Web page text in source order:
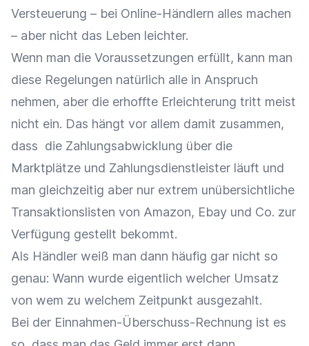
Versteuerung – bei Online-Händlern alles machen
– aber nicht das Leben leichter.
Wenn man die Voraussetzungen erfüllt, kann man
diese Regelungen natürlich alle in Anspruch
nehmen, aber die erhoffte Erleichterung tritt meist
nicht ein. Das hängt vor allem damit zusammen,
dass die Zahlungsabwicklung über die
Marktplätze und Zahlungsdienstleister läuft und
man gleichzeitig aber nur extrem unübersichtliche
Transaktionslisten von Amazon, Ebay und Co. zur
Verfügung gestellt bekommt.
Als Händler weiß man dann häufig gar nicht so
genau: Wann wurde eigentlich welcher Umsatz
von wem zu welchem Zeitpunkt ausgezahlt.
Bei der Einnahmen-Überschuss-Rechnung ist es